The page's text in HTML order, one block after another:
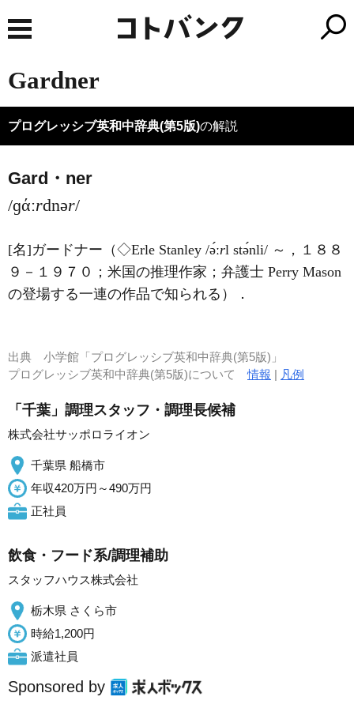
Gardner
プログレッシブ英和中辞典(第5版)の解説
Gard・ner
/ɡάːrdnər/
[名]ガードナー（◇Erle Stanley /ə́ːrl stə́nli/ ～，１８８
９－１９７０；米国の推理作家；弁護士 Perry Mason
の登場する一連の作品で知られる）
．
出典 小学館「プログレッシブ英和中辞典(第5版)」
プログレッシブ英和中辞典(第5版)について情報 | 凡例
「千葉」調理スタッフ・調理長候補
株式会社サッポロライオン
千葉県 船橋市
年収420万円～490万円
正社員
飲食・フード系/調理補助
スタッフハウス株式会社
栃木県 さくら市
時給1,200円
派遣社員
Sponsored by